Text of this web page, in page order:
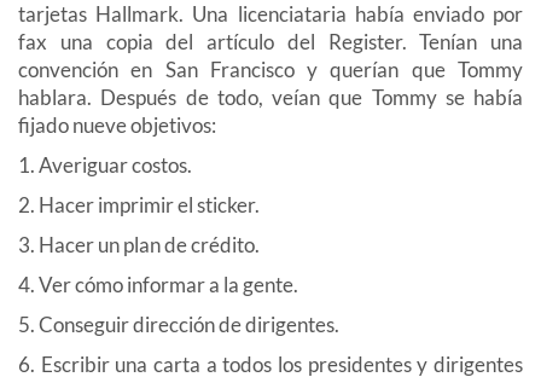
tarjetas Hallmark. Una licenciataria había enviado por
fax una copia del artículo del Register. Tenían una
convención en San Francisco y querían que Tommy
hablara. Después de todo, veían que Tommy se había
fijado nueve objetivos:
1. Averiguar costos.
2. Hacer imprimir el sticker.
3. Hacer un plan de crédito.
4. Ver cómo informar a la gente.
5. Conseguir dirección de dirigentes.
6. Escribir una carta a todos los presidentes y dirigentes